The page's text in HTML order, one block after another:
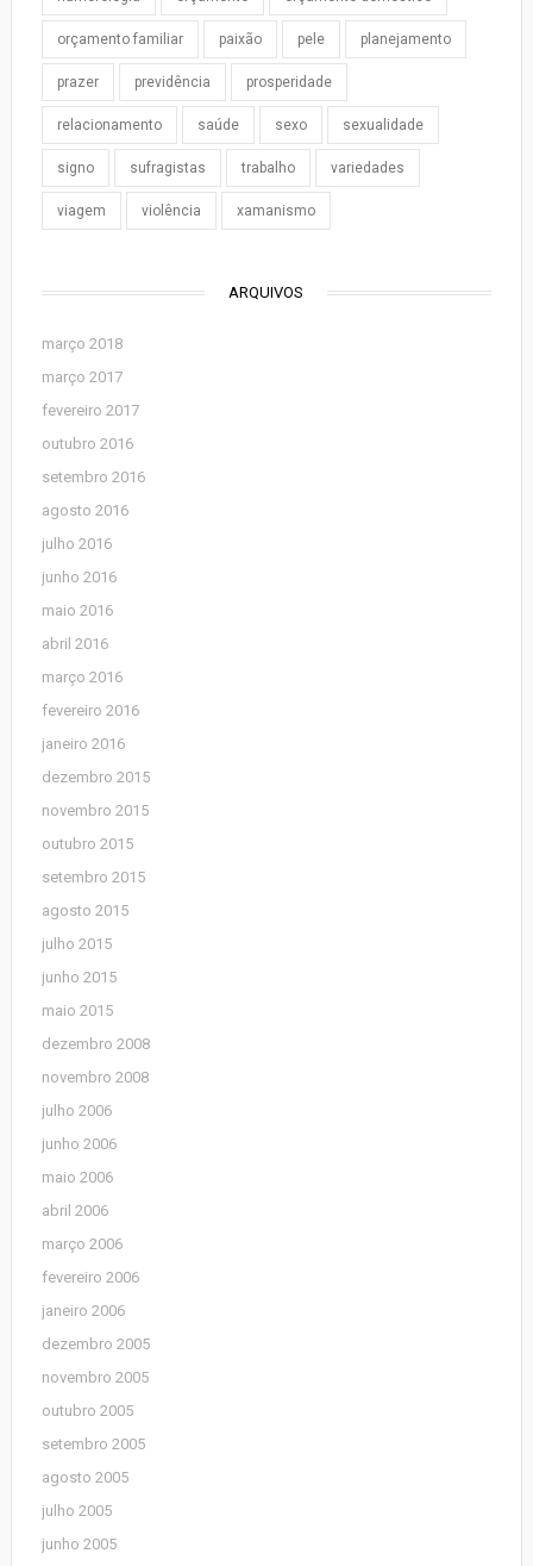
orçamento familiar paixão pele planejamento
prazer previdência prosperidade
relacionamento saúde sexo sexualidade
signo sufragistas trabalho variedades
viagem violência xamanismo
ARQUIVOS
março 2018
março 2017
fevereiro 2017
outubro 2016
setembro 2016
agosto 2016
julho 2016
junho 2016
maio 2016
abril 2016
março 2016
fevereiro 2016
janeiro 2016
dezembro 2015
novembro 2015
outubro 2015
setembro 2015
agosto 2015
julho 2015
junho 2015
maio 2015
dezembro 2008
novembro 2008
julho 2006
junho 2006
maio 2006
abril 2006
março 2006
fevereiro 2006
janeiro 2006
dezembro 2005
novembro 2005
outubro 2005
setembro 2005
agosto 2005
julho 2005
junho 2005